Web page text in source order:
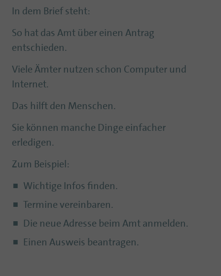
In dem Brief steht:
So hat das Amt über einen Antrag
entschieden.
Viele Ämter nutzen schon Computer und
Internet.
Das hilft den Menschen.
Sie können manche Dinge einfacher
erledigen.
Zum Beispiel:
Wichtige Infos finden.
Termine vereinbaren.
Die neue Adresse beim Amt anmelden.
Einen Ausweis beantragen.